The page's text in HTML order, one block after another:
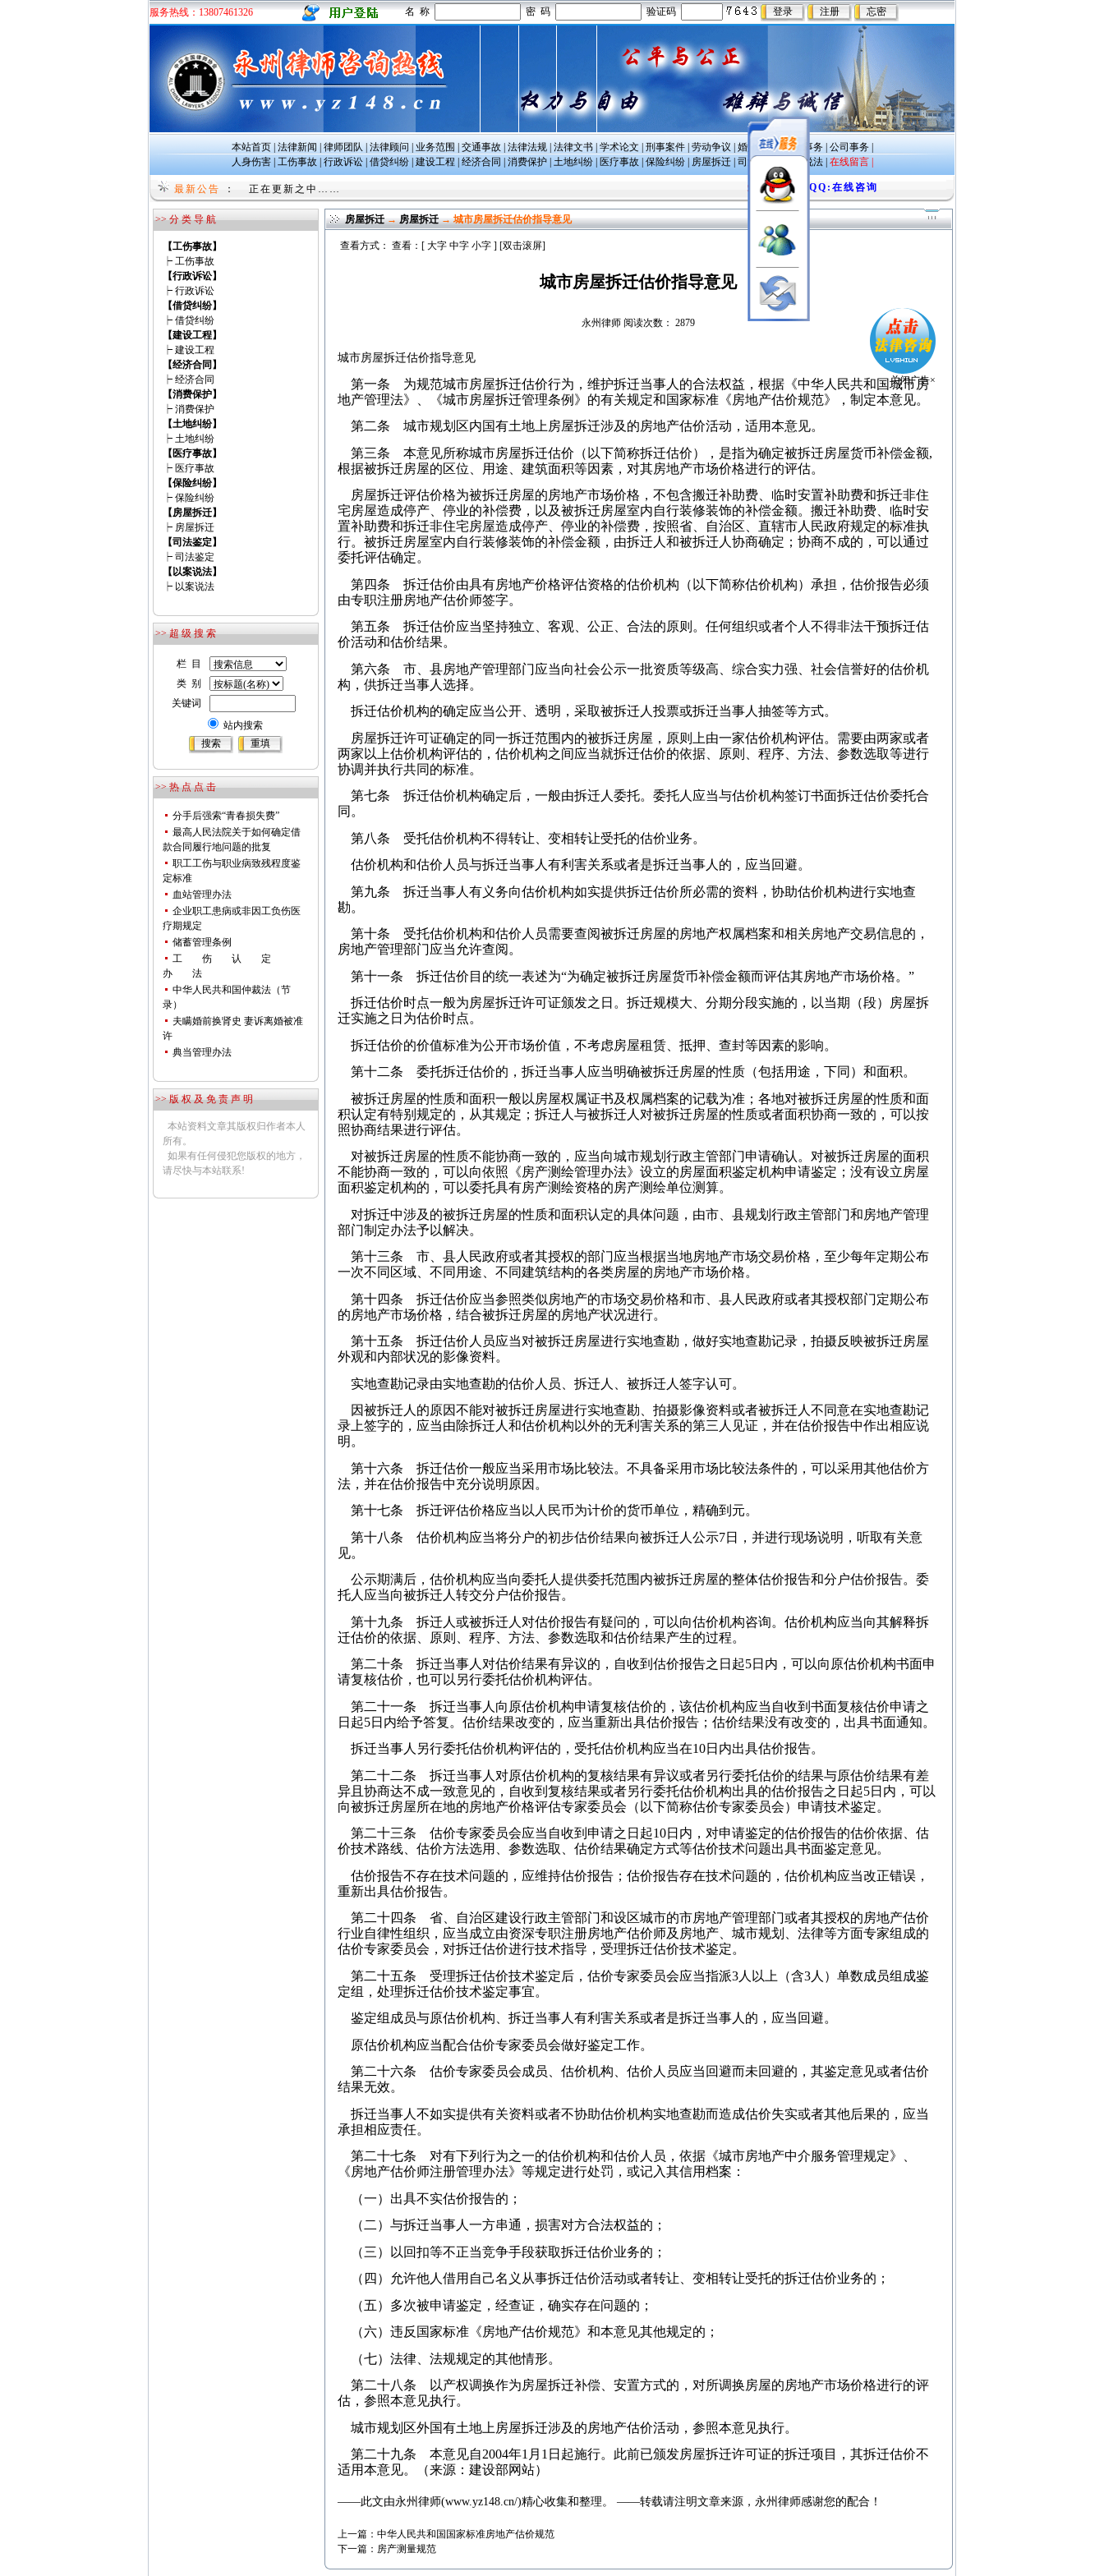
服务热线：13807461326 名 称 密 码 验证码
本站首页| 法律新闻 律师团队 法律顾问 业务范围 交通事故| 法律法规| 法律文书| 学术论文 刑事案件| 劳动争议 婚姻继承|房产事务| 公司事务|
人身伤害| 工伤事故| 行政诉讼| 借贷纠纷| 建设工程 经济合同 消费保护| 土地纠纷| 医疗事故| 保险纠纷| 房屋拆迁| 司法鉴定 以案说法| 在线留言 |
最新公告 ：
undefined
正在更新之中……
站内留言 QQ:在线咨询
>> 分 类 导 航
【工伤事故】
┝ 工伤事故
【行政诉讼】
┝ 行政诉讼
【借贷纠纷】
┝ 借贷纠纷
【建设工程】
┝ 建设工程
【经济合同】
┝ 经济合同
【消费保护】
┝ 消费保护
【土地纠纷】
┝ 土地纠纷
【医疗事故】
┝ 医疗事故
【保险纠纷】
┝ 保险纠纷
【房屋拆迁】
┝ 房屋拆迁
【司法鉴定】
┝ 司法鉴定
【以案说法】
┝ 以案说法
>> 超 级 搜 索
栏 目
类 别
关键词
站内搜索
>> 热 点 点 击
分手后强索“青春损失费”
最高人民法院关于如何确定借
款合同履行地问题的批复
职工工伤与职业病致残程度鉴
定标准
血站管理办法
企业职工患病或非因工负伤医
疗期规定
储蓄管理条例
工 伤 认 定
办 法
中华人民共和国仲裁法（节
录）
夫瞒婚前换肾史 妻诉离婚被准
许
典当管理办法
>> 版 权 及 免 责 声 明
本站资料文章其版权归作者本人
所有。
如果有任何侵犯您版权的地方，
请尽快与本站联系!
房屋拆迁→房屋拆迁→ 城市房屋拆迁估价指导意见
查看方式： 查看：[ 大字 中字 小字] [双击滚屏]
城市房屋拆迁估价指导意见
永州律师 阅读次数： 2879
城市房屋拆迁估价指导意见
第一条 为规范城市房屋拆迁估价行为，维护拆迁当事人的合法权益，根据《中华人民共和国城市房
地产管理法》、《城市房屋拆迁管理条例》的有关规定和国家标准《房地产估价规范》，制定本意见。
第二条 城市规划区内国有土地上房屋拆迁涉及的房地产估价活动，适用本意见。
第三条 本意见所称城市房屋拆迁估价（以下简称拆迁估价），是指为确定被拆迁房屋货币补偿金额,
根据被拆迁房屋的区位、用途、建筑面积等因素，对其房地产市场价格进行的评估。
房屋拆迁评估价格为被拆迁房屋的房地产市场价格，不包含搬迁补助费、临时安置补助费和拆迁非住
宅房屋造成停产、停业的补偿费，以及被拆迁房屋室内自行装修装饰的补偿金额。搬迁补助费、临时安
置补助费和拆迁非住宅房屋造成停产、停业的补偿费，按照省、自治区、直辖市人民政府规定的标准执
行。被拆迁房屋室内自行装修装饰的补偿金额，由拆迁人和被拆迁人协商确定；协商不成的，可以通过
委托评估确定。
第四条 拆迁估价由具有房地产价格评估资格的估价机构（以下简称估价机构）承担，估价报告必须
由专职注册房地产估价师签字。
第五条 拆迁估价应当坚持独立、客观、公正、合法的原则。任何组织或者个人不得非法干预拆迁估
价活动和估价结果。
第六条 市、县房地产管理部门应当向社会公示一批资质等级高、综合实力强、社会信誉好的估价机
构，供拆迁当事人选择。
拆迁估价机构的确定应当公开、透明，采取被拆迁人投票或拆迁当事人抽签等方式。
房屋拆迁许可证确定的同一拆迁范围内的被拆迁房屋，原则上由一家估价机构评估。需要由两家或者
两家以上估价机构评估的，估价机构之间应当就拆迁估价的依据、原则、程序、方法、参数选取等进行
协调并执行共同的标准。
第七条 拆迁估价机构确定后，一般由拆迁人委托。委托人应当与估价机构签订书面拆迁估价委托合
同。
第八条 受托估价机构不得转让、变相转让受托的估价业务。
估价机构和估价人员与拆迁当事人有利害关系或者是拆迁当事人的，应当回避。
第九条 拆迁当事人有义务向估价机构如实提供拆迁估价所必需的资料，协助估价机构进行实地查
勘。
第十条 受托估价机构和估价人员需要查阅被拆迁房屋的房地产权属档案和相关房地产交易信息的，
房地产管理部门应当允许查阅。
第十一条 拆迁估价目的统一表述为“为确定被拆迁房屋货币补偿金额而评估其房地产市场价格。”
拆迁估价时点一般为房屋拆迁许可证颁发之日。拆迁规模大、分期分段实施的，以当期（段）房屋拆
迁实施之日为估价时点。
拆迁估价的价值标准为公开市场价值，不考虑房屋租赁、抵押、查封等因素的影响。
第十二条 委托拆迁估价的，拆迁当事人应当明确被拆迁房屋的性质（包括用途，下同）和面积。
被拆迁房屋的性质和面积一般以房屋权属证书及权属档案的记载为准；各地对被拆迁房屋的性质和面
积认定有特别规定的，从其规定；拆迁人与被拆迁人对被拆迁房屋的性质或者面积协商一致的，可以按
照协商结果进行评估。
对被拆迁房屋的性质不能协商一致的，应当向城市规划行政主管部门申请确认。对被拆迁房屋的面积
不能协商一致的，可以向依照《房产测绘管理办法》设立的房屋面积鉴定机构申请鉴定；没有设立房屋
面积鉴定机构的，可以委托具有房产测绘资格的房产测绘单位测算。
对拆迁中涉及的被拆迁房屋的性质和面积认定的具体问题，由市、县规划行政主管部门和房地产管理
部门制定办法予以解决。
第十三条 市、县人民政府或者其授权的部门应当根据当地房地产市场交易价格，至少每年定期公布
一次不同区域、不同用途、不同建筑结构的各类房屋的房地产市场价格。
第十四条 拆迁估价应当参照类似房地产的市场交易价格和市、县人民政府或者其授权部门定期公布
的房地产市场价格，结合被拆迁房屋的房地产状况进行。
第十五条 拆迁估价人员应当对被拆迁房屋进行实地查勘，做好实地查勘记录，拍摄反映被拆迁房屋
外观和内部状况的影像资料。
实地查勘记录由实地查勘的估价人员、拆迁人、被拆迁人签字认可。
因被拆迁人的原因不能对被拆迁房屋进行实地查勘、拍摄影像资料或者被拆迁人不同意在实地查勘记
录上签字的，应当由除拆迁人和估价机构以外的无利害关系的第三人见证，并在估价报告中作出相应说
明。
第十六条 拆迁估价一般应当采用市场比较法。不具备采用市场比较法条件的，可以采用其他估价方
法，并在估价报告中充分说明原因。
第十七条 拆迁评估价格应当以人民币为计价的货币单位，精确到元。
第十八条 估价机构应当将分户的初步估价结果向被拆迁人公示7日，并进行现场说明，听取有关意
见。
公示期满后，估价机构应当向委托人提供委托范围内被拆迁房屋的整体估价报告和分户估价报告。委
托人应当向被拆迁人转交分户估价报告。
第十九条 拆迁人或被拆迁人对估价报告有疑问的，可以向估价机构咨询。估价机构应当向其解释拆
迁估价的依据、原则、程序、方法、参数选取和估价结果产生的过程。
第二十条 拆迁当事人对估价结果有异议的，自收到估价报告之日起5日内，可以向原估价机构书面申
请复核估价，也可以另行委托估价机构评估。
第二十一条 拆迁当事人向原估价机构申请复核估价的，该估价机构应当自收到书面复核估价申请之
日起5日内给予答复。估价结果改变的，应当重新出具估价报告；估价结果没有改变的，出具书面通知。
拆迁当事人另行委托估价机构评估的，受托估价机构应当在10日内出具估价报告。
第二十二条 拆迁当事人对原估价机构的复核结果有异议或者另行委托估价的结果与原估价结果有差
异且协商达不成一致意见的，自收到复核结果或者另行委托估价机构出具的估价报告之日起5日内，可以
向被拆迁房屋所在地的房地产价格评估专家委员会（以下简称估价专家委员会）申请技术鉴定。
第二十三条 估价专家委员会应当自收到申请之日起10日内，对申请鉴定的估价报告的估价依据、估
价技术路线、估价方法选用、参数选取、估价结果确定方式等估价技术问题出具书面鉴定意见。
估价报告不存在技术问题的，应维持估价报告；估价报告存在技术问题的，估价机构应当改正错误，
重新出具估价报告。
第二十四条 省、自治区建设行政主管部门和设区城市的市房地产管理部门或者其授权的房地产估价
行业自律性组织，应当成立由资深专职注册房地产估价师及房地产、城市规划、法律等方面专家组成的
估价专家委员会，对拆迁估价进行技术指导，受理拆迁估价技术鉴定。
第二十五条 受理拆迁估价技术鉴定后，估价专家委员会应当指派3人以上（含3人）单数成员组成鉴
定组，处理拆迁估价技术鉴定事宜。
鉴定组成员与原估价机构、拆迁当事人有利害关系或者是拆迁当事人的，应当回避。
原估价机构应当配合估价专家委员会做好鉴定工作。
第二十六条 估价专家委员会成员、估价机构、估价人员应当回避而未回避的，其鉴定意见或者估价
结果无效。
拆迁当事人不如实提供有关资料或者不协助估价机构实地查勘而造成估价失实或者其他后果的，应当
承担相应责任。
第二十七条 对有下列行为之一的估价机构和估价人员，依据《城市房地产中介服务管理规定》、
《房地产估价师注册管理办法》等规定进行处罚，或记入其信用档案：
（一）出具不实估价报告的；
（二）与拆迁当事人一方串通，损害对方合法权益的；
（三）以回扣等不正当竞争手段获取拆迁估价业务的；
（四）允许他人借用自己名义从事拆迁估价活动或者转让、变相转让受托的拆迁估价业务的；
（五）多次被申请鉴定，经查证，确实存在问题的；
（六）违反国家标准《房地产估价规范》和本意见其他规定的；
（七）法律、法规规定的其他情形。
第二十八条 以产权调换作为房屋拆迁补偿、安置方式的，对所调换房屋的房地产市场价格进行的评
估，参照本意见执行。
城市规划区外国有土地上房屋拆迁涉及的房地产估价活动，参照本意见执行。
第二十九条 本意见自2004年1月1日起施行。此前已颁发房屋拆迁许可证的拆迁项目，其拆迁估价不
适用本意见。（来源：建设部网站）
——此文由永州律师(www.yz148.cn/)精心收集和整理。 ——转载请注明文章来源， 永州律师感谢您的配合！
上一篇： 中华人民共和国国家标准房地产估价规范
下一篇： 房产测量规范
关闭广告×